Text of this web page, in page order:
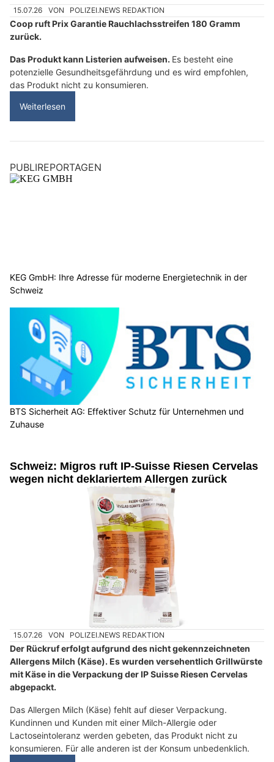
15.07.26 VON POLIZEI.NEWS REDAKTION
Coop ruft Prix Garantie Rauchlachsstreifen 180 Gramm
zurück.
Das Produkt kann Listerien aufweisen. Es besteht eine
potenzielle Gesundheitsgefährdung und es wird empfohlen,
das Produkt nicht zu konsumieren.
Weiterlesen
PUBLIREPORTAGEN
KEG GmbH: Ihre Adresse für moderne Energietechnik in der
Schweiz
BTS Sicherheit AG: Effektiver Schutz für Unternehmen und
Zuhause
Schweiz: Migros ruft IP-Suisse Riesen Cervelas
wegen nicht deklariertem Allergen zurück
15.07.26 VON POLIZEI.NEWS REDAKTION
Der Rückruf erfolgt aufgrund des nicht gekennzeichneten
Allergens Milch (Käse). Es wurden versehentlich Grillwürste
mit Käse in die Verpackung der IP Suisse Riesen Cervelas
abgepackt.
Das Allergen Milch (Käse) fehlt auf dieser Verpackung.
Kundinnen und Kunden mit einer Milch-Allergie oder
Lactoseintoleranz werden gebeten, das Produkt nicht zu
konsumieren. Für alle anderen ist der Konsum unbedenklich.